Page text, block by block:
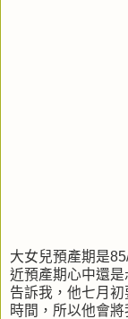
大女兒預產期是
近預產期心中還
告訴我，他七月
時間，所以他會